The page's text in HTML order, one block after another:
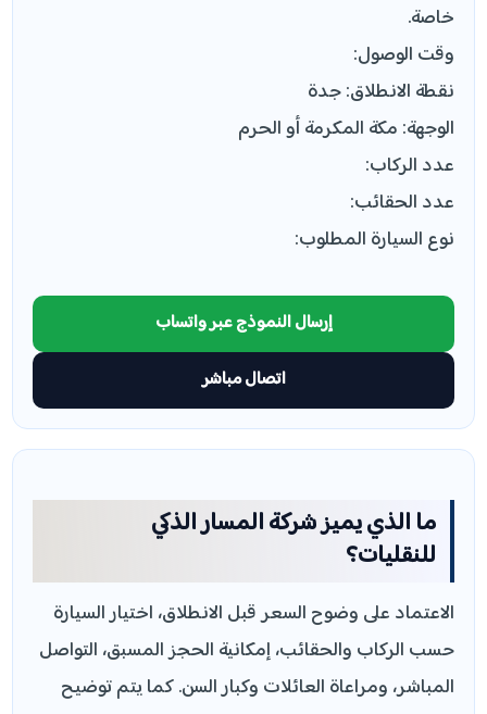
خاصة.
وقت الوصول:
نقطة الانطلاق: جدة
الوجهة: مكة المكرمة أو الحرم
عدد الركاب:
عدد الحقائب:
نوع السيارة المطلوب:
إرسال النموذج عبر واتساب
اتصال مباشر
ما الذي يميز شركة المسار الذكي
للنقليات؟
الاعتماد على وضوح السعر قبل الانطلاق، اختيار السيارة
حسب الركاب والحقائب، إمكانية الحجز المسبق، التواصل
المباشر، ومراعاة العائلات وكبار السن. كما يتم توضيح